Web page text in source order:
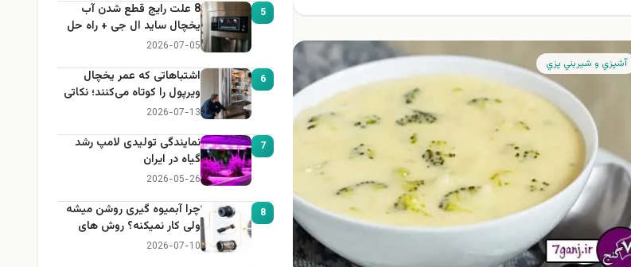
آشپزي و شيريني پزي
5
8 علت رایج قطع شدن آب
یخچال ساید ال جی + راه حل
2026-07-05
6
اشتباهاتی که عمر یخچال
ویرپول را کوتاه می‌کنند؛ نکاتی
که باید بدانید
2026-07-13
7
نمایندگی تولیدی لامپ رشد
گیاه در ایران
2026-05-26
8
چرا آبمیوه گیری روشن میشه
ولی کار نمیکنه؟ روش های
عیب یابی
2026-07-10